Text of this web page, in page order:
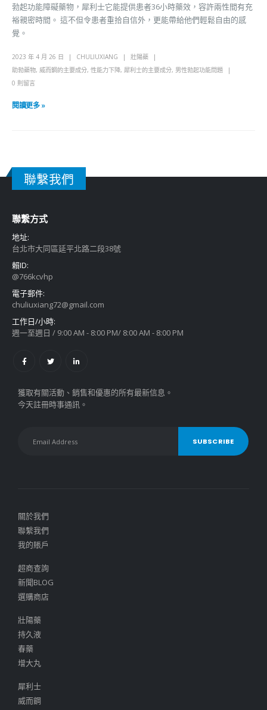
勃起功能障礙藥物，犀利士它能提供患者36小時藥效，容許兩性間有充
裕親密時間。 這不但令患者重拾自信外，更能帶給他們輕鬆自由的感
覺。
2023 年 4 月 26 日 CHULIUXIANG
壯陽藥
助勃藥物, 威而鋼的主要成分, 性能力下降, 犀利士的主要成分, 男性勃起功能問題
0 則留言
閱讀更多 »
聯繫我們
聯繫方式
地址:
台北市大同區延平北路二段38號
賴ID:
@766kcvhp
電子郵件:
chuliuxiang72@gmail.com
工作日/小時:
週一至週日 / 9:00 AM - 8:00 PM/ 8:00 AM - 8:00 PM
獲取有關活動、銷售和優惠的所有最新信息。
今天註冊時事通訊。
關於我們
聯繫我們
我的賬戶
超商查詢
新聞BLOG
選購商店
壯陽藥
持久液
春藥
增大丸
犀利士
威而鋼